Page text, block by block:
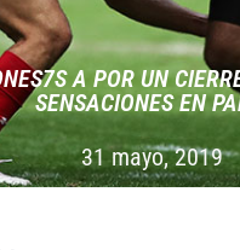
A POR UN
SENSACIONES EN
31 mayo, 2019